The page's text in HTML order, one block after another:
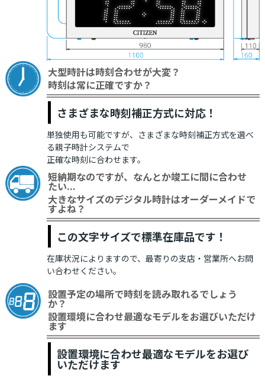
大型時計は時刻合わせが大変？
時刻は常に正確ですか？
さまざまな時刻補正方式に対応！
単独使用も可能ですが、さまざまな時刻補正方式を選べ
る親子時計システムで
正確な時刻に合わせます。
短納期なのですが、なんとか竣工に間に合わせ
たい...
大きなサイズのデジタル時計はオーダーメイドで
すよね？
この文字サイズで標準在庫品です！
在庫状況によりますので、最寄りの支店・営業所へお問
い合わせください。
設置予定の場所で時刻を読み取れるでしょう
か？
設置環境に合わせ最適なモデルをお選びいただけ
ます
設置環境に合わせ最適なモデルをお選び
いただけます